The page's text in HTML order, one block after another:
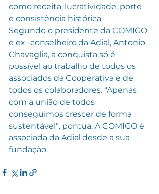
como receita, lucratividade, porte
e consistência histórica.
Segundo o presidente da COMIGO
e ex -conselheiro da Adial, Antonio
Chavaglia, a conquista só é
possível ao trabalho de todos os
associados da Cooperativa e de
todos os colaboradores. “Apenas
com a união de todos
conseguimos crescer de forma
sustentável”, pontua. A COMIGO é
associada da Adial desde a sua
fundação.